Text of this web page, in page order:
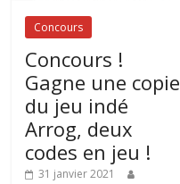
Concours
Concours !
Gagne une copie
du jeu indé
Arrog, deux
codes en jeu !
31 janvier 2021